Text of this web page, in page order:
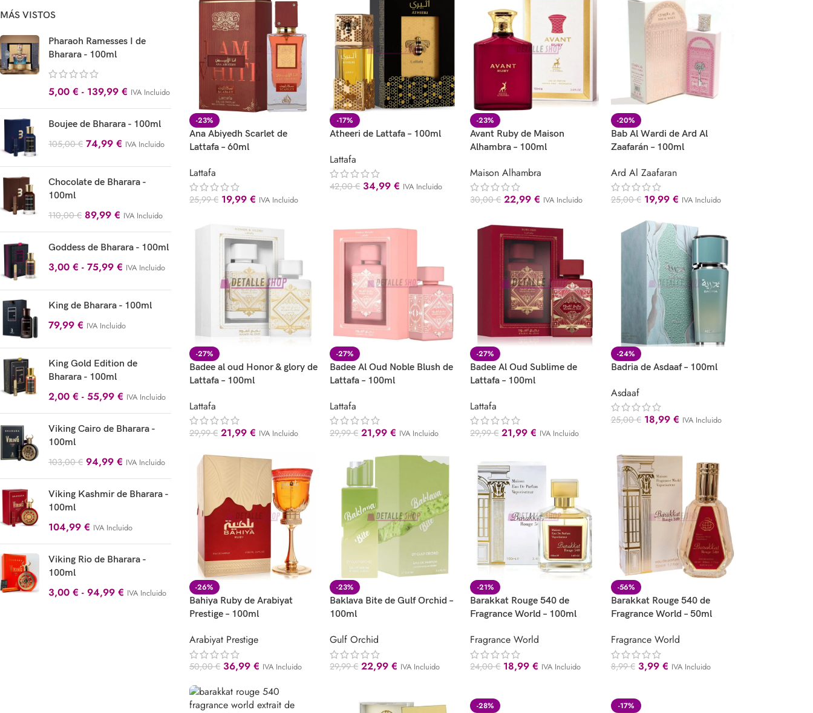
MÁS VISTOS
Pharaoh Ramesses I de
Bharara - 100ml
5,00 € - 139,99 € IVA Incluido
Boujee de Bharara - 100ml
105,00€ 74,99 € IVA Incluido
Chocolate de Bharara -
100ml
110,00€ 89,99 € IVA Incluido
Goddess de Bharara - 100ml
3,00 € - 75,99 € IVA Incluido
King de Bharara - 100ml
79,99 € IVA Incluido
King Gold Edition de
Bharara - 100ml
2,00 € - 55,99 € IVA Incluido
Viking Cairo de Bharara -
100ml
103,00€ 94,99 € IVA Incluido
Viking Kashmir de Bharara -
100ml
104,99 € IVA Incluido
Viking Rio de Bharara -
100ml
3,00 € - 94,99 € IVA Incluido
-23%
Ana Abiyedh Scarlet de
Lattafa – 60ml
Lattafa
25,99€ 19,99 € IVA Incluido
-17%
Atheeri de Lattafa – 100ml
Lattafa
42,00€ 34,99€ IVA Incluido
-23%
Avant Ruby de Maison
Alhambra – 100ml
Maison Alhambra
30,00€ 22,99€ IVA Incluido
-20%
Bab Al Wardi de Ard Al
Zaafarán – 100ml
Ard Al Zaafaran
25,00€ 19,99 € IVA Incluido
-27%
Badee al oud Honor & glory de
Lattafa – 100ml
Lattafa
29,99€ 21,99 € IVA Incluido
-27%
Badee Al Oud Noble Blush de
Lattafa – 100ml
Lattafa
29,99€ 21,99€ IVA Incluido
-27%
Badee Al Oud Sublime de
Lattafa – 100ml
Lattafa
29,99€ 21,99€ IVA Incluido
-24%
Badria de Asdaaf – 100ml
Asdaaf
25,00€ 18,99 € IVA Incluido
-26%
Bahiya Ruby de Arabiyat
Prestige – 100ml
Arabiyat Prestige
50,00€ 36,99 € IVA Incluido
-23%
Baklava Bite de Gulf Orchid –
100ml
Gulf Orchid
29,99€ 22,99€ IVA Incluido
-21%
Barakkat Rouge 540 de
Fragrance World – 100ml
Fragrance World
24,00€ 18,99€ IVA Incluido
-56%
Barakkat Rouge 540 de
Fragrance World – 50ml
Fragrance World
8,99€ 3,99 € IVA Incluido
-28% -17%